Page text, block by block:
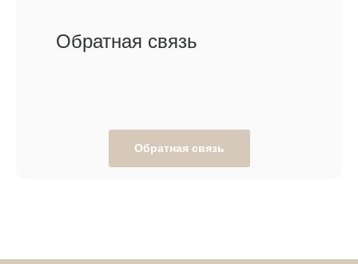
Обратная связь
Обратная связь